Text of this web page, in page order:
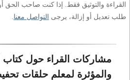
القراءة والتوثيق فقط. إذا كنت صاحب الحق
طلب تعديل أو إزالة، يرجى التواصل معنا
مشاركات القراء حول كتاب
والمؤثرة لمعلم حلقات